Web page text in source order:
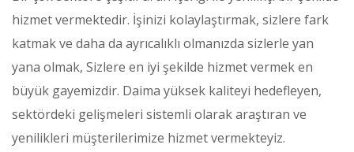
hizmet vermektedir. İşinizi kolaylaştırmak, sizlere fark
katmak ve daha da ayrıcalıklı olmanızda sizlerle yan
yana olmak, Sizlere en iyi şekilde hizmet vermek en
büyük gayemizdir. Daima yüksek kaliteyi hedefleyen,
sektördeki gelişmeleri sistemli olarak araştıran ve
yenilikleri müşterilerimize hizmet vermekteyiz.